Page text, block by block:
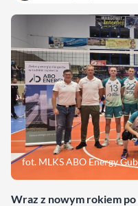
fot. MLKS ABO Energy
Wraz z nowym rokiem